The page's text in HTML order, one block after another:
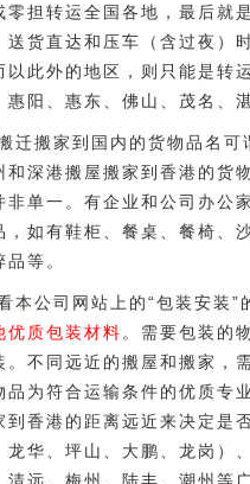
担转运全国各地，最后就
货直达和压车（含过夜）
此外的地区，则只能是转
阳、惠东、佛山、茂名、
迁搬家到国内的货物品名
深港搬屋搬家到香港的货
单一。有企业和公司办公
如有鞋柜、餐桌、餐椅、
等。
本公司网站上的“包装安装
优质包装材料 。需要包装的
不同远近的搬屋和搬家，
为符合运输条件的优质专
到香港的距离远近来决定是
华、坪山、大鹏、龙岗）